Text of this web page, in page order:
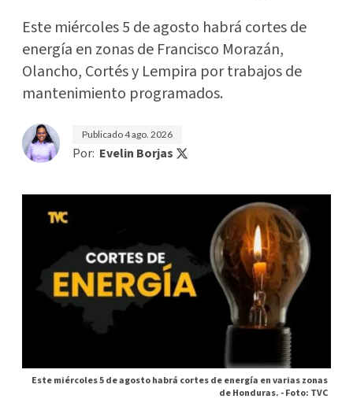
Este miércoles 5 de agosto habrá cortes de
energía en zonas de Francisco Morazán,
Olancho, Cortés y Lempira por trabajos de
mantenimiento programados.
Publicado4 ago. 2026
Por: Evelin Borjas
Este miércoles 5 de agosto habrá cortes de energía en varias zonas
de Honduras. -Foto: TVC